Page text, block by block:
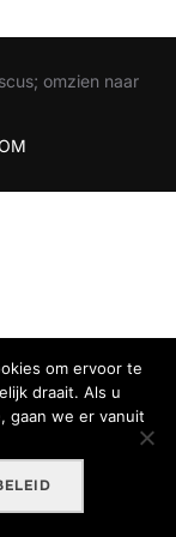
omzien naar
om ervoor te
draait. Als u
gaan we er vanuit